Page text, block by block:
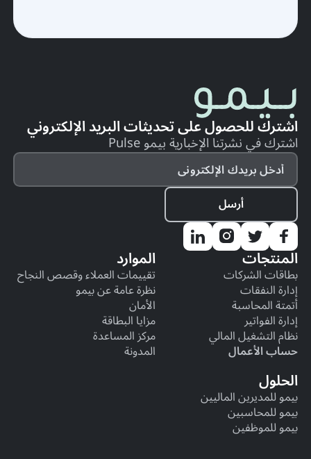
اشترك للحصول على تحديثات البريد الإلكتروني
اشترك في نشرتنا الإخبارية بيمو Pulse
المنتجات
بطاقات الشركات
إدارة النفقات
أتمتة المحاسبة
إدارة الفواتير
نظام التشغيل المالي
حساب الأعمال
الحلول
بيمو للمديرين الماليين
بيمو للمحاسبين
بيمو للموظفين
الموارد
تقييمات العملاء وقصص النجاح
نظرة عامة عن بيمو
الأمان
مزايا البطاقة
مركز المساعدة
المدونة